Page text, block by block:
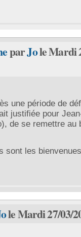
parJole Mardi
une période de
justifiée pour
de se remettre au
sont les
le Mardi 27/03/